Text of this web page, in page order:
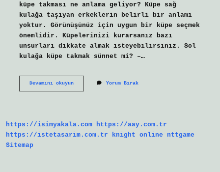
küpe takması ne anlama geliyor? Küpe sağ
kulağa taşıyan erkeklerin belirli bir anlamı
yoktur. Görünüşünüz için uygun bir küpe seçmek
önemlidir. Küpelerinizi kurarsanız bazı
unsurları dikkate almak isteyebilirsiniz. Sol
kulağa küpe takmak sünnet mi? –…
Devamını okuyunTek
Yorum Bırak
https://isimyakala.com https://aay.com.tr
https://istetasarim.com.tr
knight online
nttgame
Sitemap